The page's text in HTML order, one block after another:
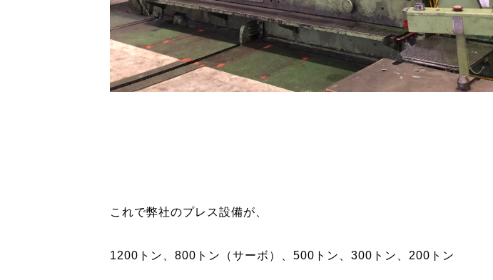
これで弊社のプレス設備が、
1200トン、800トン（サーボ）、500トン、300トン、200トン